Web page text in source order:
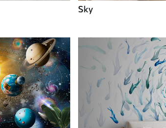
Sky